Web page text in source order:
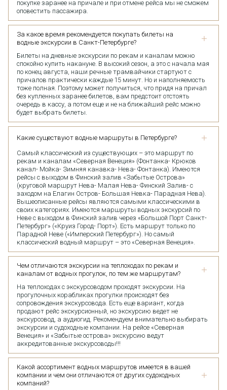
покупке заранее на причале и при отмене рейса мы не сможем
оповестить пассажира.
За какое время рекомендуется покупать билеты на
водные экскурсии в Санкт-Петербурге?
Билеты на дневные экскурсии по рекам и каналам можно
спокойно купить накануне. В высокий сезон, а это с начала мая
по конец августа, наши речные трамвайчики стартуют с
причалов практически каждые 15 минут. Но и наполняемость
тоже полная. Поэтому может получиться, что придя на причал
без купленных заранее билетов, вам предстоит отстоять
очередь в кассу, а потом еще и не на ближайший рейс можно
будет выбрать билеты.
Какие существуют водные маршруты в Петербурге?
Самый классический из существующих – это маршрут по
рекам и каналам «Северная Венеция» (Фонтанка- Крюков
канал- Мойка- Зимняя канавка- Нева- Фонтанка). Имеются
рейсы с выходом в Финский залив «Забытые Острова»
(круговой маршрут Нева- Малая Нева- Финский Залив- с
заходом на Елагин Остров- Большая Невка- Парадная Нева).
Вышеописанные рейсы являются самыми классическими в
своих категориях. Имеются маршруты водных экскурсий по
Неве с выходом в Финский залив через «Большой Порт Санкт-
Петербург» («Круиз Город- Порт»). Есть маршрут только по
Парадной Неве («Имперский Петербург»). Но самый
классический водный маршрут – это «Северная Венеция».
Чем отличаются экскурсии на теплоходах по рекам и
каналам от водных прогулок, по тем же маршрутам?
На теплоходах с экскурсоводом проходят экскурсии. На
прогулочных корабликах прогулки происходят без
сопровождения экскурсовода. Есть еще вариант, когда
продают рейс экскурсионный, но экскурсию ведет не
экскурсовод, а аудиогид. Рекомендуем внимательно выбирать
экскурсии и судоходные компании. На рейсе «Северная
Венеция» и «Забытые острова» экскурсию ведут
аккредитованные экскурсоводы!!!
Какой ассортимент водных маршрутов имеется в вашей
компании и чем они отличаются от других судоходных
компаний?